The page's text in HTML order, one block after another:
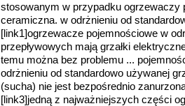
stosowanym w przypadku ogrzewaczy
ceramiczna. w odrżnieniu od
[link1]ogrzewacze pojemnościowe w
przepływowych mają grzałki
temu można bez problemu ...
odrżnieniu od standardowo używanej
(sucha) nie jest bezpośrednio
[link3]jedną z najważniejszych części